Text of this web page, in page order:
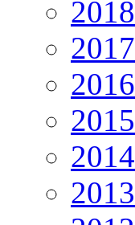
2018
2017
2016
2015
2014
2013